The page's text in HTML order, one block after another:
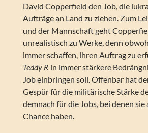
David Copperfield den Job, die
Aufträge an Land zu ziehen. Zum
und der Mannschaft geht
unrealistisch zu Werke, denn
immer schaffen, ihren Auftrag zu
Teddy R in immer stärkere
Job einbringen soll. Offenbar hat
Gespür für die militärische Stärke
demnach für die Jobs, bei denen sie
Chance haben.